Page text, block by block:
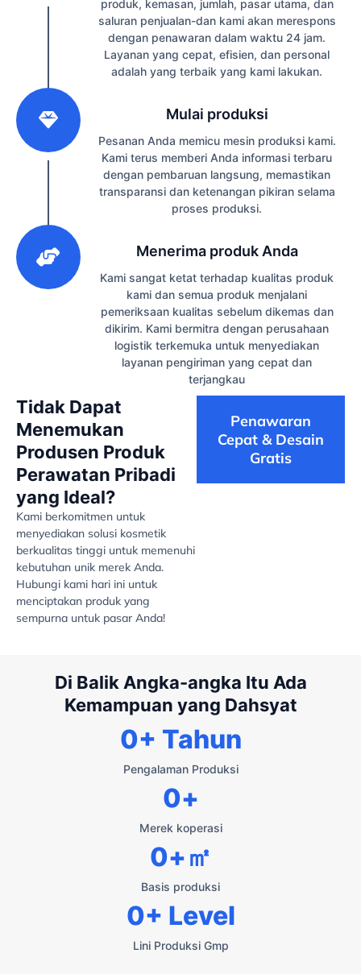
produk, kemasan, jumlah, pasar utama, dan
saluran penjualan-dan kami akan merespons
dengan penawaran dalam waktu 24 jam.
Layanan yang cepat, efisien, dan personal
adalah yang terbaik yang kami lakukan.
Mulai produksi
Pesanan Anda memicu mesin produksi kami.
Kami terus memberi Anda informasi terbaru
dengan pembaruan langsung, memastikan
transparansi dan ketenangan pikiran selama
proses produksi.
Menerima produk Anda
Kami sangat ketat terhadap kualitas produk
kami dan semua produk menjalani
pemeriksaan kualitas sebelum dikemas dan
dikirim. Kami bermitra dengan perusahaan
logistik terkemuka untuk menyediakan
layanan pengiriman yang cepat dan
terjangkau
Tidak Dapat
Menemukan
Produsen Produk
Perawatan Pribadi
yang Ideal?
Kami berkomitmen untuk
menyediakan solusi kosmetik
berkualitas tinggi untuk memenuhi
kebutuhan unik merek Anda.
Hubungi kami hari ini untuk
menciptakan produk yang
sempurna untuk pasar Anda!
Penawaran
Cepat & Desain
Gratis
Di Balik Angka-angka Itu Ada
Kemampuan yang Dahsyat
Pengalaman Produksi
0+ Tahun
Merek koperasi
0+
Basis produksi
0+㎡
Lini Produksi Gmp
0+ Level